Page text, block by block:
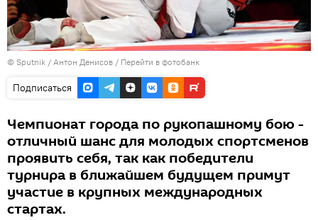
© Sputnik / Антон Денисов / Перейти в фотобанк
Подписаться
Чемпионат города по рукопашному бою -
отличный шанс для молодых спортсменов
проявить себя, так как победители
турнира в ближайшем будущем примут
участие в крупных международных
стартах.